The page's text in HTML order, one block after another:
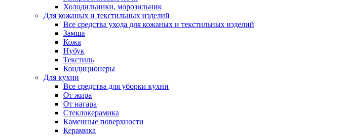
Холодильники, морозильник
Для кожаных и текстильных изделий
Все средства ухода для кожаных и текстильных изделий
Замша
Кожа
Нубук
Текстиль
Кондиционеры
Для кухни
Все средства для уборки кухни
От жира
От нагара
Стеклокерамика
Каменные поверхности
Керамика